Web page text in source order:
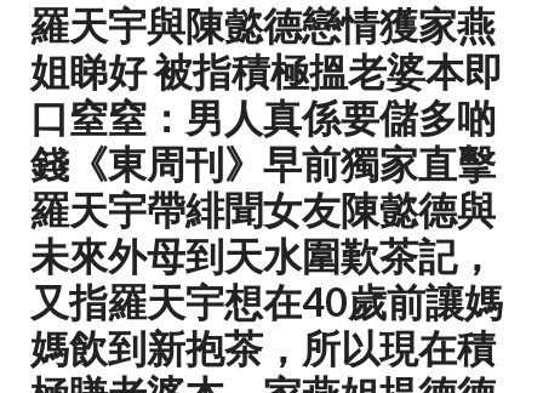
羅天宇與陳懿德戀情獲家燕
姐睇好 被指積極搵老婆本即
口窒窒：男人真係要儲多啲
錢《東周刊》早前獨家直擊
羅天宇帶緋聞女友陳懿德與
未來外母到天水圍歎茶記，
又指羅天宇想在40歲前讓媽
媽飲到新抱茶，所以現在積